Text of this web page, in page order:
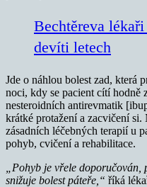
Bechtěreva
devíti letech
Jde o náhlou bolest zad, která
noci, kdy se pacient cítí hodně
nesteroidních antirevmatik
krátké protažení a zacvičení
zásadních léčebných terapií u
pohyb, cvičení a rehabilitace.
„Pohyb je vřele doporučován,
snižuje bolest páteře,“ říká